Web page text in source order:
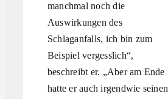
manchmal noch die
Auswirkungen des
Schlaganfalls, ich bin zum
Beispiel vergesslich“,
beschreibt er. „Aber am Ende
hatte er auch irgendwie seinen